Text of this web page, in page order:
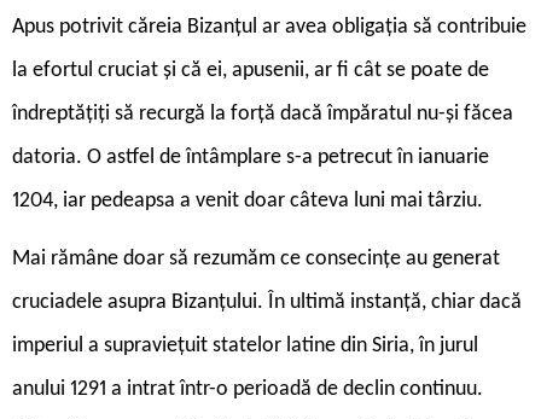
Apus potrivit căreia Bizanțul ar avea obligația să contribuie
la efortul cruciat și că ei, apusenii, ar fi cât se poate de
îndreptățiți să recurgă la forță dacă împăratul nu-și făcea
datoria. O astfel de întâmplare s-a petrecut în ianuarie
1204, iar pedeapsa a venit doar câteva luni mai târziu.
Mai rămâne doar să rezumăm ce consecințe au generat
cruciadele asupra Bizanțului. În ultimă instanță, chiar dacă
imperiul a supraviețuit statelor latine din Siria, în jurul
anului 1291 a intrat într-o perioadă de declin continuu.